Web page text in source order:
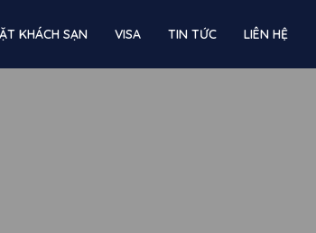
KHÁCH SẠN VISA TIN TỨC LIÊN HỆ